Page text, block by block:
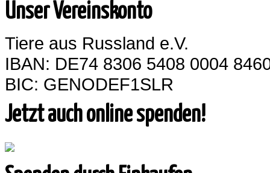
Unser Vereinskonto
Tiere aus Russland e.V.
IBAN: DE74 8306 5408 0004
BIC: GENODEF1SLR
Jetzt auch online spenden!